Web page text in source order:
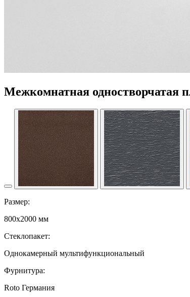
Межкомнатная одностворчатая
Размер:
800x2000 мм
Стеклопакет:
Однокамерный мультифункциональный
Фурнитура:
Roto Германия